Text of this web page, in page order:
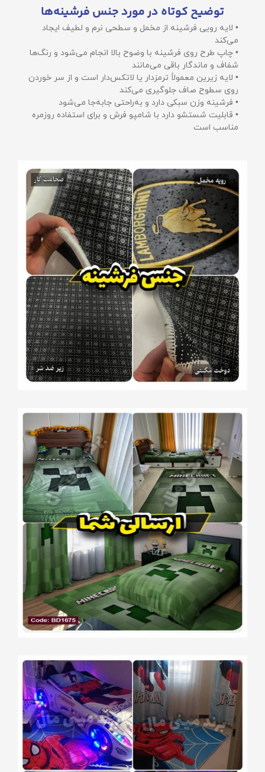
توضیح کوتاه در مورد جنس فرشینه‌ها
• لایه رویی فرشینه از مخمل و سطحی نرم و لطیف ایجاد
می‌کند
• چاپ طرح روی فرشینه با وضوح بالا انجام می‌شود و رنگ‌ها
شفاف و ماندگار باقی می‌مانند
• لایه زیرین معمولاً ترمزدار یا لاتکس‌دار است و از سر خوردن
روی سطوح صاف جلوگیری می‌کند
• فرشینه وزن سبکی دارد و به‌راحتی جابه‌جا می‌شود
• قابلیت شستشو دارد با شامپو فرش و برای استفاده روزمره
مناسب است